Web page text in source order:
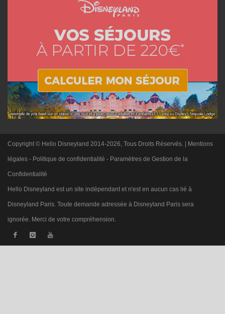
Copyright © Hello Disneyland 2014-2026, Tous Droits Réservés. | Mentions
légales - Politique de confidentialité - Paramètres de Gestion de la
Confidentialité
Hello Disneyland est un site indépendant et n'est en aucun cas lié à
Disneyland Paris. Toute demande adressée à Disneyland Paris sera
ignorée. Merci de votre compréhension.